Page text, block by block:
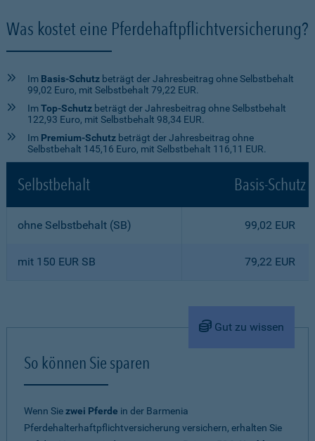
Was kostet eine Pferdehaftpflichtversicherung?
Im Basis-Schutz beträgt der Jahresbeitrag ohne Selbstbehalt
99,02 Euro, mit Selbstbehalt 79,22 EUR.
ImTop-Schutz beträgt der Jahresbeitrag ohne Selbstbehalt
122,93 Euro, mit Selbstbehalt 98,34 EUR.
Im Premium-Schutz beträgt der Jahresbeitrag ohne
Selbstbehalt 145,16 Euro, mit Selbstbehalt 116,11 EUR.
Selbstbehalt Basis-Schutz
ohne Selbstbehalt (SB) 99,02 EUR
mit 150 EUR SB 79,22 EUR
Gut zu wissen
So können Sie sparen
Wenn Siezwei Pferde in der Barmenia
Pferdehalterhaftpflichtversicherung versichern, erhalten Sie